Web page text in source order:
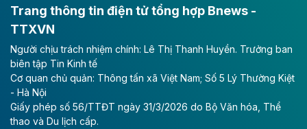
Long Thành
Tổng công ty Cảng hàng không Việt Nam - CTCP
(ACV) vừa lập kỷ lục mới về lợi nhuận trong quý
II/2026.
Theo baodautu.vn
Vinaconex lập đỉnh doanh thu
Trang thông tin điện tử tổng hợp Bnews -
TTXVN
Người chịu trách nhiệm chính: Lê Thị Thanh Huyền. Trưởng ban
biên tập Tin Kinh tế
Cơ quan chủ quản: Thông tấn xã Việt Nam; Số 5 Lý Thường Kiệt
- Hà Nội
Giấy phép số 56/TTĐT ngày 31/3/2026 do Bộ Văn hóa, Thể
thao và Du lịch cấp.